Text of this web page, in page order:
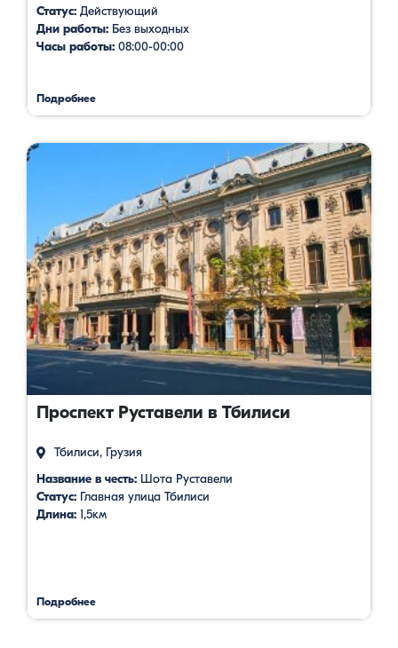
Статус: Действующий
Дни работы: Без выходных
Часы работы: 08:00-00:00
Подробнее
Проспект Руставели в Тбилиси
Тбилиси, Грузия
Название в честь: Шота Руставели
Статус: Главная улица Тбилиси
Длина: 1,5км
Подробнее